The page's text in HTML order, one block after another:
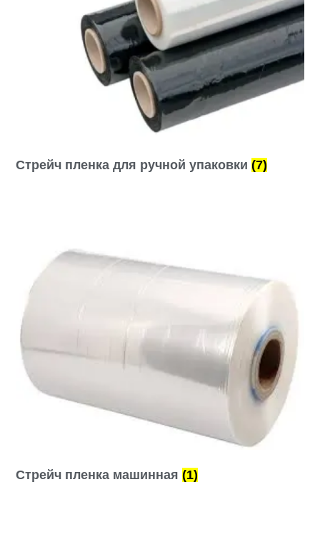
Стрейч пленка для ручной упаковки(7)
Стрейч пленка машинная(1)